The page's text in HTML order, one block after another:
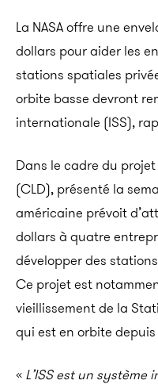
La NASA offre une
dollars pour aider les
stations spatiales
orbite basse devront
internationale (ISS),
Dans le cadre du
(CLD), présenté la
américaine prévoit
dollars à quatre
développer des
Ce projet est
vieillissement de la
qui est en orbite
« L’ISS est un système